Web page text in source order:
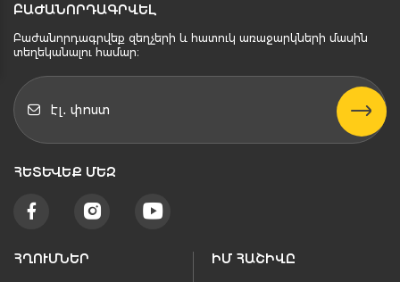
ԲԱԺԱՆՈՐԴԱԳՐՎԵԼ
Բաժանորդագրվեք զեղչերի և հատուկ առաջարկների մասին
տեղեկանալու համար։
ՀԵՏԵՒԵՔ ՄԵԶ
ՀՂՈՒՄՆԵՐ ԻՄ ՀԱՇԻՎԸ